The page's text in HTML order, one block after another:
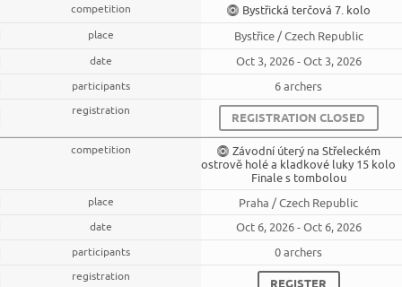
Bystřická terčová 7. kolo
Bystřice / Czech Republic
Oct 3, 2026 - Oct 3, 2026
6 archers
REGISTRATION CLOSED
Závodní úterý na Střeleckém
ostrově holé a kladkové luky 15 kolo
Finale s tombolou
Praha / Czech Republic
Oct 6, 2026 - Oct 6, 2026
0 archers
REGISTER